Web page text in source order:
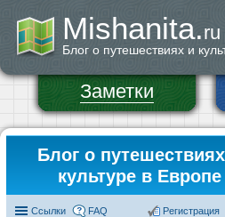
Mishanita.ru
Блог о путешествиях и
Заметки
Блог о
культуре в Европе
Ссылки FAQ Регистрация